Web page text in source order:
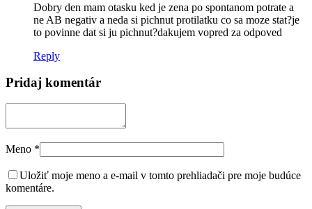
Dobry den mam otasku ked je zena po spontanom potrate a
ne AB negativ a neda si pichnut protilatku co sa moze stat?je
to povinne dat si ju pichnut?dakujem vopred za odpoved
Reply
Pridaj komentár
Meno *
Uložiť moje meno a e-mail v tomto prehliadači pre moje budúce
komentáre.